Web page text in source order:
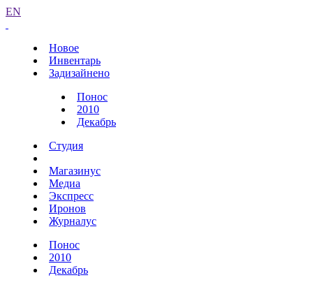
EN
Новое
Инвентарь
Задизайнено
Понос
2010
Декабрь
Студия
Магазинус
Медиа
Экспресс
Иронов
Журналус
Понос
2010
Декабрь